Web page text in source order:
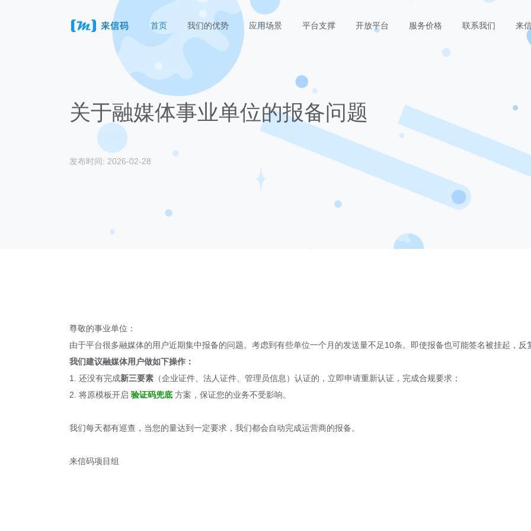
首页 我们的优势 应用场景 平台支撑 开放平台 服务价格 联系我们 来
关于融媒体事业单位的报备问题
发布时间: 2026-02-28
尊敬的事业单位：
由于平台很多融媒体的用户近期集中报备的问题。考虑到有些单位一个月的发送量不足10条。即使报备也可能签名被挂起，反
我们建议融媒体用户做如下操作：
1. 还没有完成新三要素 （企业证件、法人证件、管理员信息）认证的，立即申请重新认证，完成合规要求；
2. 将原模板开启 验证码兜底 方案，保证您的业务不受影响。
我们每天都有巡查，当您的量达到一定要求，我们都会自动完成运营商的报备。
来信码项目组